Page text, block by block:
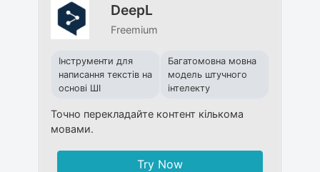
DeepL
Freemium
Інструменти для
написання текстів на
основі ШІ
Багатомовна мовна
модель штучного
інтелекту
Точно перекладайте контент кількома
мовами.
Try Now